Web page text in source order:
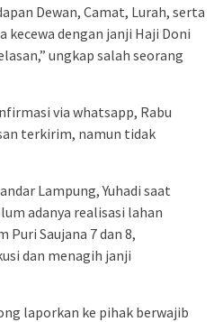
Dewan, Camat, Lurah, serta
kecewa dengan janji Haji Doni
ungkap salah seorang
via whatsapp, Rabu
terkirim, namun tidak
Lampung, Yuhadi saat
adanya realisasi lahan
Puri Saujana 7 dan 8,
dan menagih janji
laporkan ke pihak berwajib